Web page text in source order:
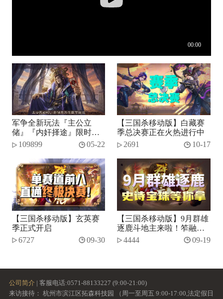
军争全新玩法『主公立
储』『内奸择途』限时开
启！109899 05-22
【三国杀移动版】白藏赛
季总决赛正在火热进行中
2691
10-17
【三国杀移动版】玄英赛
季正式开启
6727
09-30
【三国杀移动版】9月群雄
逐鹿斗地主来啦！笮融、
势张燕加入将池~
4444 09-19
公司简介 | 客服电话:0571-88133227 (9:00-21:00)
来访接待： 杭州市滨江区拓森科技园 （周一至周五 9:00-17:00,法定假日